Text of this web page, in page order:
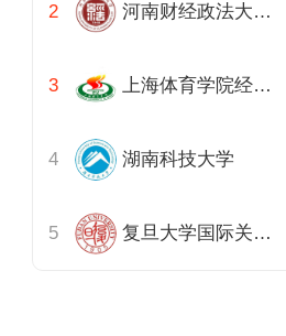
河南财经政法大学黄河商学院
上海体育学院经济管理学院
湖南科技大学
复旦大学国际关系与公共事务学院